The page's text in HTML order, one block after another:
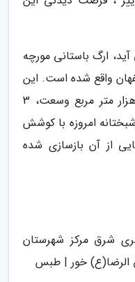
ارگ باستانی مورچه
واقع شده است. این
قلعه خشتی منحصربه فرد با 15 هزار متر مربع وسعت، 3
خوشبختانه امروزه با کوشش
از آن بازسازی شده
اصفهان |40 کیلومتری شرق مرکز شهرستان
الرضا(ع) خور | طبس